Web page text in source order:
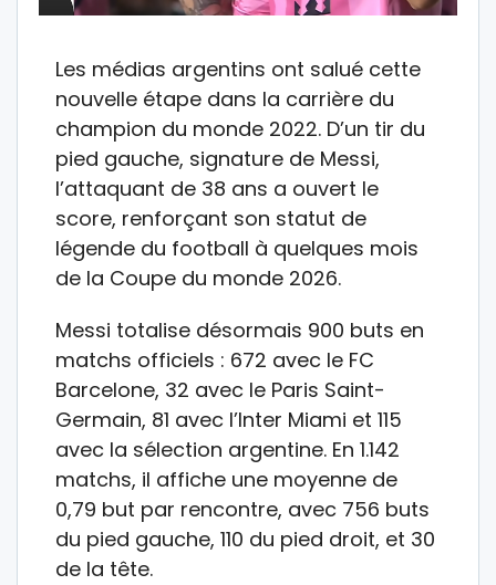
Les médias argentins ont salué cette
nouvelle étape dans la carrière du
champion du monde 2022. D’un tir du
pied gauche, signature de Messi,
l’attaquant de 38 ans a ouvert le
score, renforçant son statut de
légende du football à quelques mois
de la Coupe du monde 2026.
Messi totalise désormais 900 buts en
matchs officiels : 672 avec le FC
Barcelone, 32 avec le Paris Saint-
Germain, 81 avec l’Inter Miami et 115
avec la sélection argentine. En 1.142
matchs, il affiche une moyenne de
0,79 but par rencontre, avec 756 buts
du pied gauche, 110 du pied droit, et 30
de la tête.